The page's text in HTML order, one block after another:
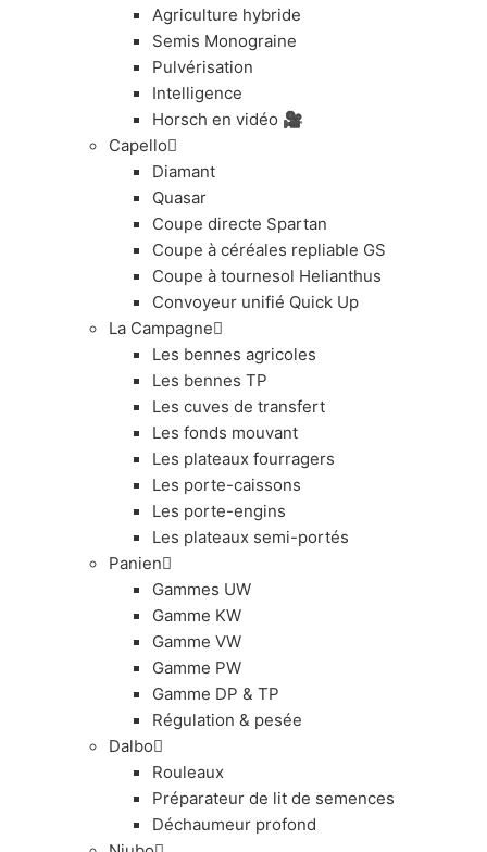
Agriculture hybride
Semis Monograine
Pulvérisation
Intelligence
Horsch en vidéo 🎥
Capello
Diamant
Quasar
Coupe directe Spartan
Coupe à céréales repliable GS
Coupe à tournesol Helianthus
Convoyeur unifié Quick Up
La Campagne
Les bennes agricoles
Les bennes TP
Les cuves de transfert
Les fonds mouvant
Les plateaux fourragers
Les porte-caissons
Les porte-engins
Les plateaux semi-portés
Panien
Gammes UW
Gamme KW
Gamme VW
Gamme PW
Gamme DP & TP
Régulation & pesée
Dalbo
Rouleaux
Préparateur de lit de semences
Déchaumeur profond